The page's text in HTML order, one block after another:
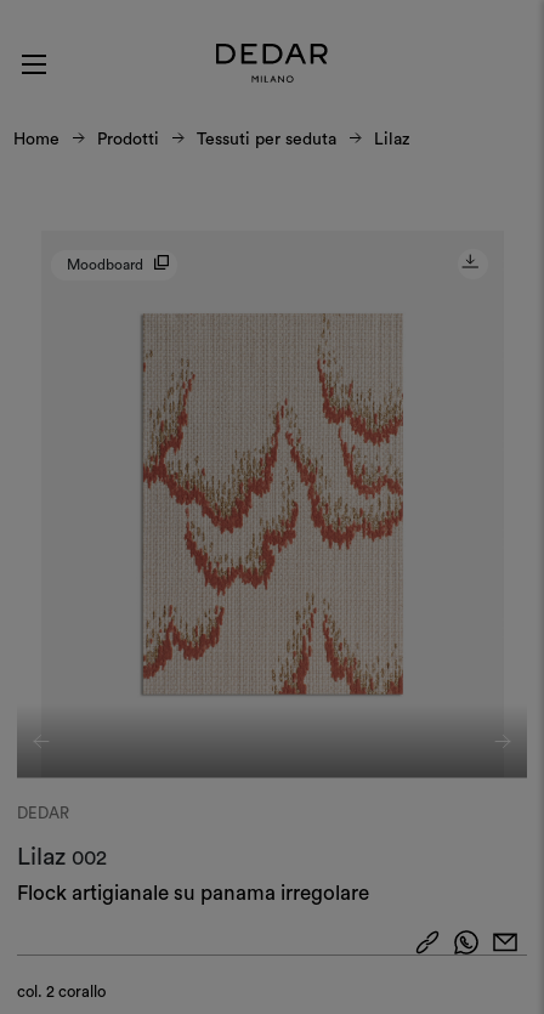
Home Prodotti Tessuti per seduta Lilaz
Moodboard
DEDAR
Lilaz 002
Flock artigianale su panama irregolare
col.2 corallo